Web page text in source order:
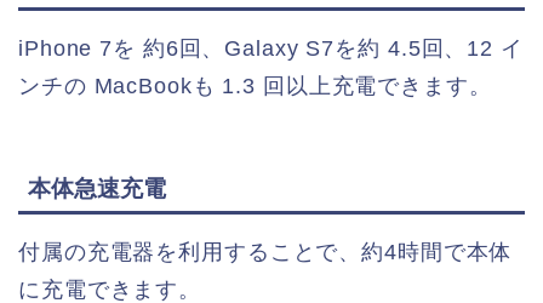
iPhone 7を 約6回、Galaxy S7を約 4.5回、12 イ
ンチの MacBookも 1.3 回以上充電できます。
本体急速充電
付属の充電器を利用することで、約4時間で本体
に充電できます。